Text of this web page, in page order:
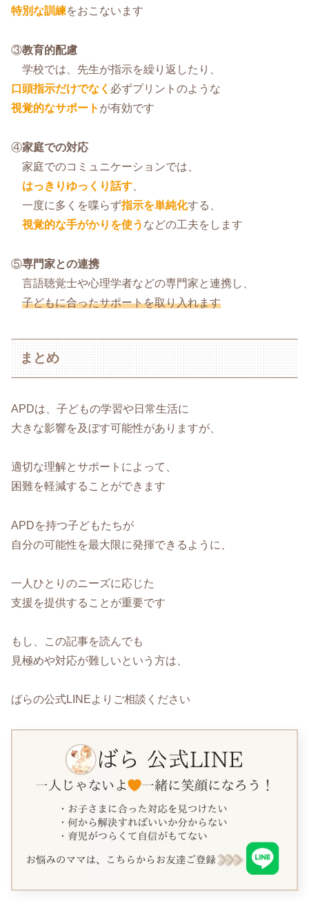
特別な訓練をおこないます
③教育的配慮
学校では、先生が指示を繰り返したり、
口頭指示だけでなく 必ずプリントのような
視覚的なサポート が有効です
④家庭での対応
家庭でのコミュニケーションでは、
はっきりゆっくり話す
一度に多くを喋らず指示を単純化する、
視覚的な手がかりを使う などの工夫をします
⑤専門家との連携
言語聴覚士や心理学者などの専門家と連携し、
子どもに合ったサポートを取り入れます
まとめ
APDは、子どもの学習や日常生活に
大きな影響を及ぼす可能性がありますが、
適切な理解とサポートによって、
困難を軽減することができます
APDを持つ子どもたちが
自分の可能性を最大限に発揮できるように、
一人ひとりのニーズに応じた
支援を提供することが重要です
もし、この記事を読んでも
見極めや対応が難しいという方は、
ばらの公式LINEよりご相談ください